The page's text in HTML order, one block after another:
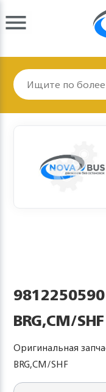
9812250590
BRG,CM/
Оригинальная
BRG,CM/SHF